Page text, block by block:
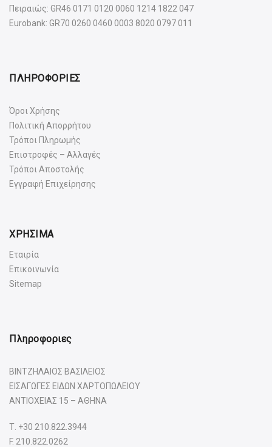
Πειραιώς: GR46 0171 0120 0060 1214 1822 047
Eurobank: GR70 0260 0460 0003 8020 0797 011
ΠΛΗΡΟΦΟΡΙΕΣ
Όροι Χρήσης
Πολιτική Απορρήτου
Τρόποι Πληρωμής
Επιστροφές – Αλλαγές
Τρόποι Αποστολής
Εγγραφή Επιχείρησης
ΧΡΗΣΙΜΑ
Εταιρία
Επικοινωνία
Sitemap
Πληροφοριες
ΒΙΝΤΖΗΛΑΙΟΣ ΒΑΣΙΛΕΙΟΣ
ΕΙΣΑΓΩΓΕΣ ΕΙΔΩΝ ΧΑΡΤΟΠΩΛΕΙΟΥ
ΑΝΤΙΟΧΕΙΑΣ 15 – ΑΘΗΝΑ
Τ. +30 210.822.3944
F. 210.822.0262